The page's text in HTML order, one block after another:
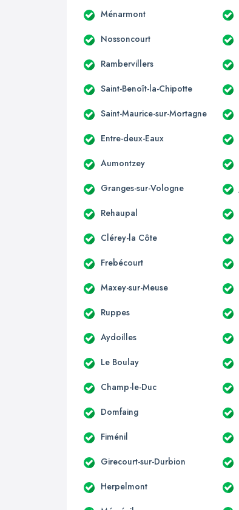
Ménarmont
Nossoncourt
Rambervillers
Saint-Benoît-la-Chipotte
Saint-Maurice-sur-Mortagne
Entre-deux-Eaux
Aumontzey
Granges-sur-Vologne
Rehaupal
Clérey-la Côte
Frebécourt
Maxey-sur-Meuse
Ruppes
Aydoilles
Le Boulay
Champ-le-Duc
Domfaing
Fiménil
Girecourt-sur-Durbion
Herpelmont